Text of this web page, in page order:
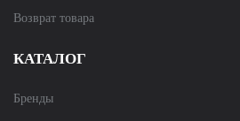
Возврат товара
КАТАЛОГ
Бренды